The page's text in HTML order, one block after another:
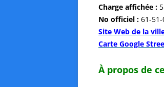
Charge affichée :
No officiel : 61-
Site Web de la
Carte Google
À propos de